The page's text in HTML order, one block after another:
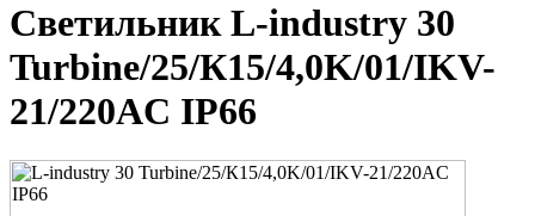
Светильник L-industry 30
Turbine/25/К15/4,0K/01/IKV-
21/220AC IP66